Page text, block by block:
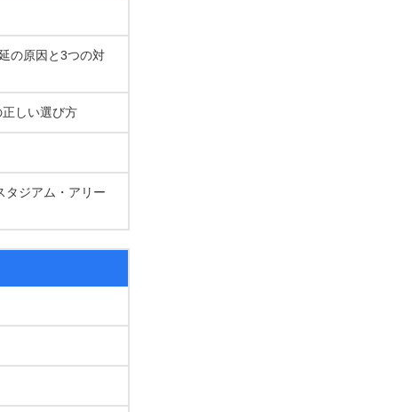
の原因と3つの対
しい選び方
タジアム・アリー